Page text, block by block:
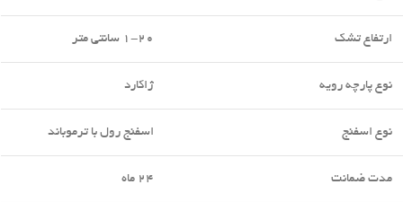
ارتفاع تشک 1-20 سانتی متر
نوع پارچه رویه ژاکارد
نوع اسفنج اسفنج رول با ترموباند
مدت ضمانت 24 ماه